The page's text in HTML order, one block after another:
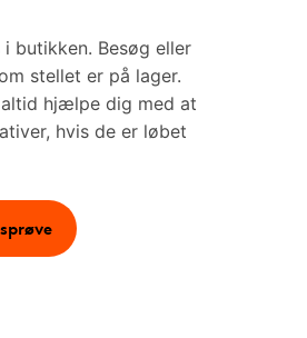
butikken. Besøg eller
stellet er på lager.
hjælpe dig med at
hvis de er løbet